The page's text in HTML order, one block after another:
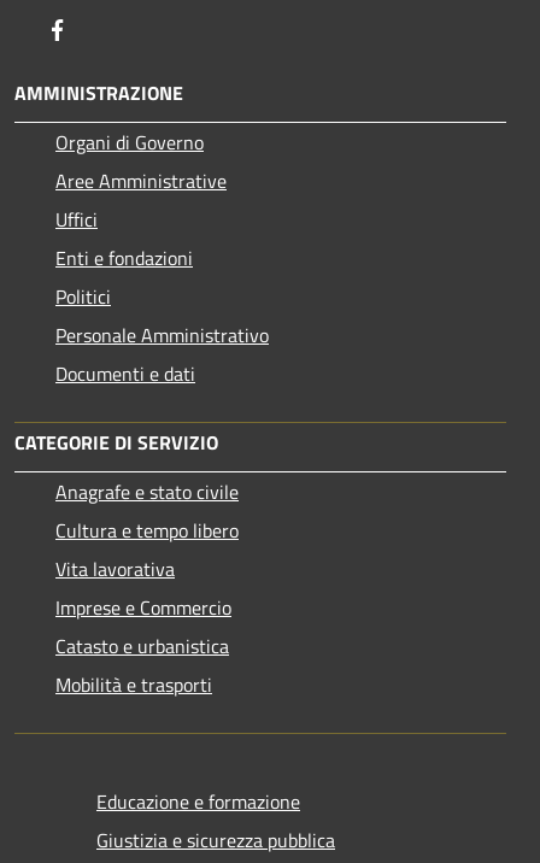
AMMINISTRAZIONE
Organi di Governo
Aree Amministrative
Uffici
Enti e fondazioni
Politici
Personale Amministrativo
Documenti e dati
CATEGORIE DI SERVIZIO
Anagrafe e stato civile
Cultura e tempo libero
Vita lavorativa
Imprese e Commercio
Catasto e urbanistica
Mobilità e trasporti
Educazione e formazione
Giustizia e sicurezza pubblica